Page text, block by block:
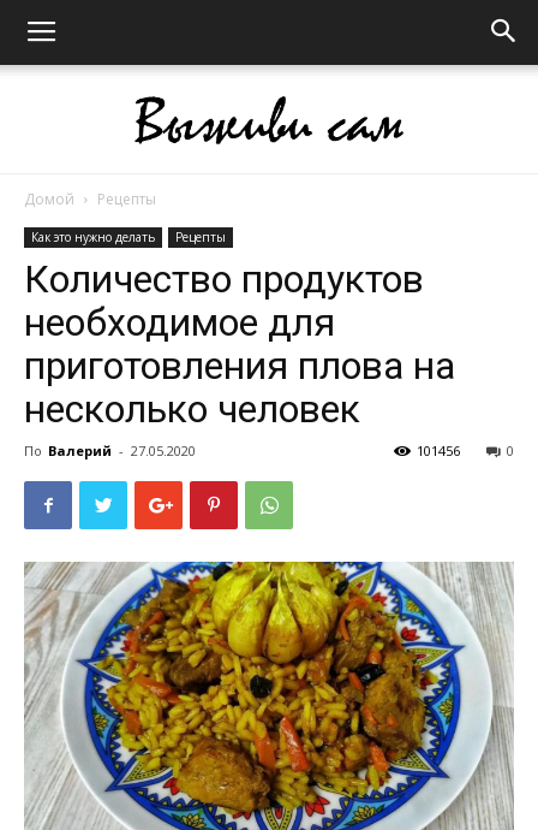
сам
Домой Рецепты
Как это нужно делать Рецепты
Количество продуктов
необходимое для
приготовления плова на
несколько человек
По Валерий - 27.05.2020 0
101456